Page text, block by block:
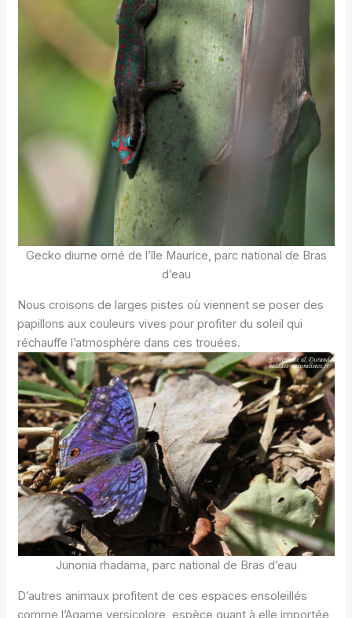
Gecko diurne orné de l’île Maurice, parc national de Bras
d’eau
Nous croisons de larges pistes où viennent se poser des
papillons aux couleurs vives pour profiter du soleil qui
réchauffe l’atmosphère dans ces trouées.
Junonia rhadama, parc national de Bras d’eau
D’autres animaux profitent de ces espaces ensoleillés
comme l’Agame versicolore, espèce quant à elle importée